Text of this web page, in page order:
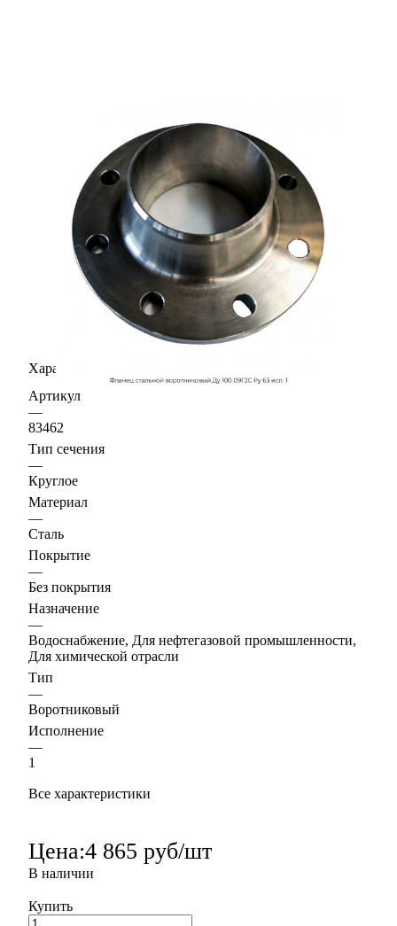
Характеристики
Артикул
—
83462
Тип сечения
—
Круглое
Материал
—
Сталь
Покрытие
—
Без покрытия
Назначение
—
Водоснабжение, Для нефтегазовой промышленности,
Для химической отрасли
Тип
—
Воротниковый
Исполнение
—
1
Все характеристики
Цена:4 865 руб/шт
В наличии
Купить